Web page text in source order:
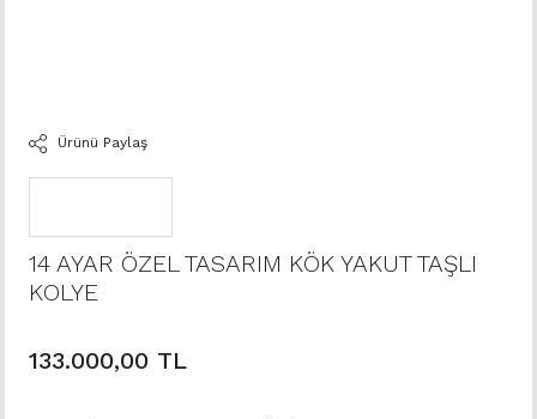
Ürünü Paylaş
14 AYAR ÖZEL TASARIM KÖK YAKUT TAŞLI
KOLYE
133.000,00 TL